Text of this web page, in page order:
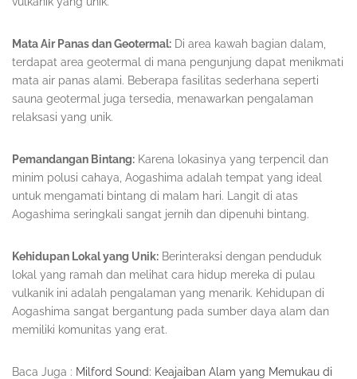
Mata Air Panas dan Geotermal: Di area kawah bagian dalam,
terdapat area geotermal di mana pengunjung dapat menikmati
mata air panas alami. Beberapa fasilitas sederhana seperti
sauna geotermal juga tersedia, menawarkan pengalaman
relaksasi yang unik.
Pemandangan Bintang: Karena lokasinya yang terpencil dan
minim polusi cahaya, Aogashima adalah tempat yang ideal
untuk mengamati bintang di malam hari. Langit di atas
Aogashima seringkali sangat jernih dan dipenuhi bintang.
Kehidupan Lokal yang Unik: Berinteraksi dengan penduduk
lokal yang ramah dan melihat cara hidup mereka di pulau
vulkanik ini adalah pengalaman yang menarik. Kehidupan di
Aogashima sangat bergantung pada sumber daya alam dan
memiliki komunitas yang erat.
Baca Juga : Milford Sound: Keajaiban Alam yang Memukau di